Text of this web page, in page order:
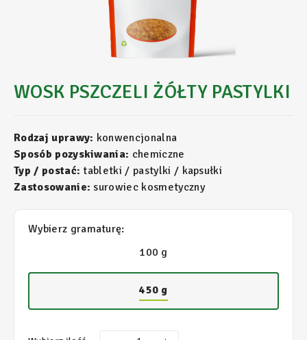
WOSK PSZCZELI ŻÓŁTY PASTYLKI
Rodzaj uprawy: konwencjonalna
Sposób pozyskiwania: chemiczne
Typ / postać: tabletki / pastylki / kapsułki
Zastosowanie: surowiec kosmetyczny
Wybierz gramaturę:
100 g
450 g